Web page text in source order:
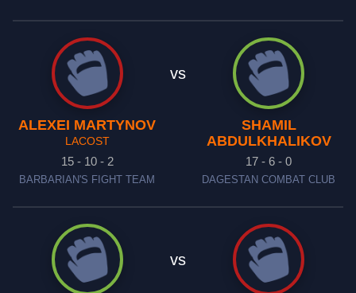
ALEXEI MARTYNOV
LACOST
15 - 10 - 2
BARBARIAN'S FIGHT TEAM
vs
SHAMIL
ABDULKHALIKOV
17 - 6 - 0
DAGESTAN COMBAT CLUB
vs